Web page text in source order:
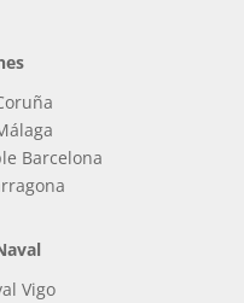
Barcelona
Vigo